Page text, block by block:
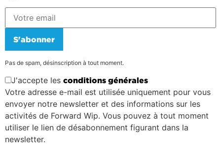
S'abonner
Pas de spam, désinscription à tout moment.
J'accepte les conditions générales
Votre adresse e-mail est utilisée uniquement pour vous
envoyer notre newsletter et des informations sur les
activités de Forward Wip. Vous pouvez à tout moment
utiliser le lien de désabonnement figurant dans la
newsletter.